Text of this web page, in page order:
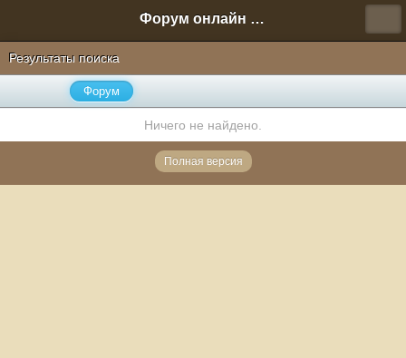
Форум онлайн игры "Новая Эра" (Нюра Биз)
Результаты поиска
Форум
Ничего не найдено.
Полная версия